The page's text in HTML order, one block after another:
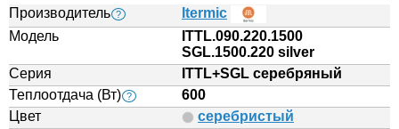
Производитель ?
Itermic
Модель
ITTL.090.220.1500
SGL.1500.220 silver
Серия
ITTL+SGL серебряный
Теплоотдача (Вт) ?
600
Цвет
серебристый